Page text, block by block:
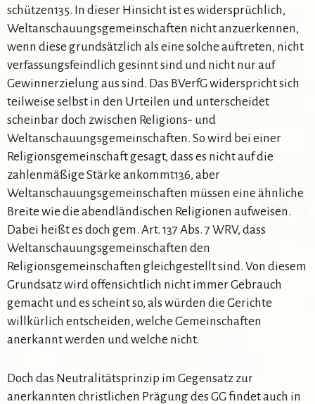
schützen135. In dieser Hinsicht ist es widersprüchlich,
Weltanschauungsgemeinschaften nicht anzuerkennen,
wenn diese grundsätzlich als eine solche auftreten, nicht
verfassungsfeindlich gesinnt sind und nicht nur auf
Gewinnerzielung aus sind. Das BVerfG widerspricht sich
teilweise selbst in den Urteilen und unterscheidet
scheinbar doch zwischen Religions- und
Weltanschauungsgemeinschaften. So wird bei einer
Religionsgemeinschaft gesagt, dass es nicht auf die
zahlenmäßige Stärke ankommt136, aber
Weltanschauungsgemeinschaften müssen eine ähnliche
Breite wie die abendländischen Religionen aufweisen.
Dabei heißt es doch gem. Art. 137 Abs. 7 WRV, dass
Weltanschauungsgemeinschaften den
Religionsgemeinschaften gleichgestellt sind. Von diesem
Grundsatz wird offensichtlich nicht immer Gebrauch
gemacht und es scheint so, als würden die Gerichte
willkürlich entscheiden, welche Gemeinschaften
anerkannt werden und welche nicht.
Doch das Neutralitätsprinzip im Gegensatz zur
anerkannten christlichen Prägung des GG findet auch in